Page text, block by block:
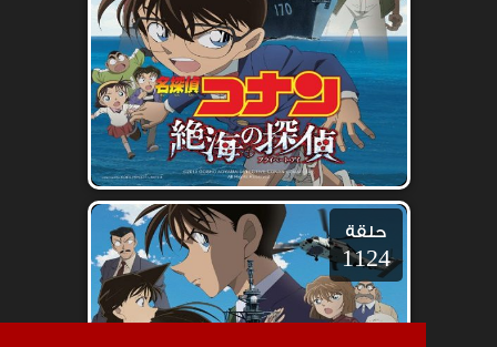
حلقة
1124